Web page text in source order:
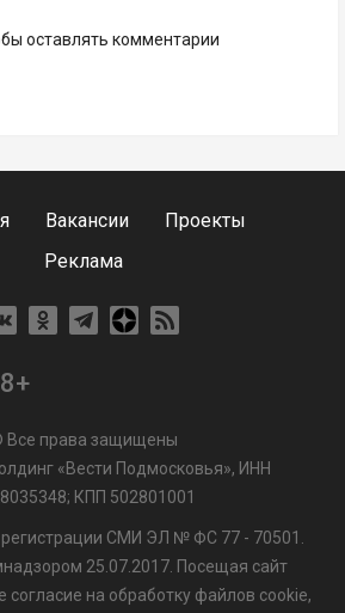
оставлять комментарии
Вакансии
Проекты
Реклама
Все права защищены
«Вести Подмосковья», ИНН
КПП 502801001
СМИ ЭЛ № ФС 77 - 70501.
25.07.2017. Посещая сайт
согласие на обработку файлов cookie,